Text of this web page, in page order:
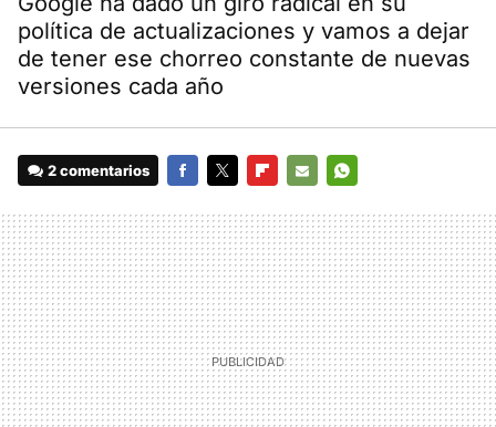
política de actualizaciones y vamos a dejar
de tener ese chorreo constante de nuevas
versiones cada año
2 comentarios
MAIL